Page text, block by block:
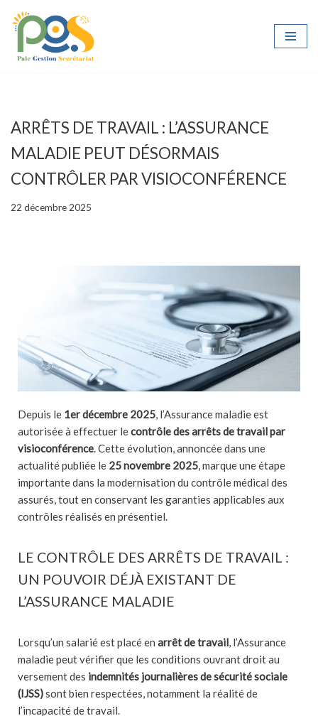
Aller
au
ARRÊTS DE TRAVAIL : L’ASSURANCE
MALADIE PEUT DÉSORMAIS
CONTRÔLER PAR VISIOCONFÉRENCE
22 décembre 2025
Depuis le 1er décembre 2025, l’Assurance maladie est
autorisée à effectuer lecontrôle des arrêts de travail par
visioconférence. Cette évolution, annoncée dans une
actualité publiée le 25 novembre 2025, marque une étape
importante dans la modernisation du contrôle médical des
assurés, tout en conservant les garanties applicables aux
contrôles réalisés en présentiel.
LE CONTRÔLE DES ARRÊTS DE TRAVAIL :
UN POUVOIR DÉJÀ EXISTANT DE
L’ASSURANCE MALADIE
Lorsqu’un salarié est placé en arrêt de travail, l’Assurance
maladie peut vérifier que les conditions ouvrant droit au
versement des indemnités journalières de sécurité sociale
(IJSS)sont bien respectées, notamment la réalité de
l’incapacité de travail.